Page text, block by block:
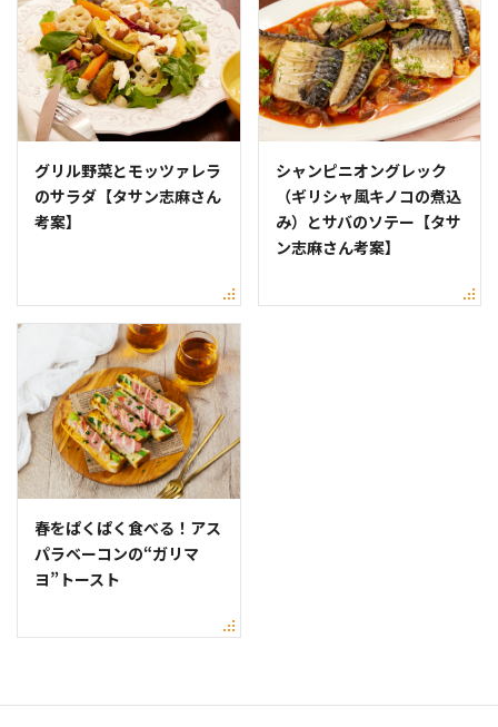
グリル野菜とモッツァレラ
のサラダ【タサン志麻さん
考案】
シャンピニオングレック
（ギリシャ風キノコの煮込
み）とサバのソテー【タサ
ン志麻さん考案】
春をぱくぱく食べる！アス
パラベーコンの“ガリマ
ヨ”トースト